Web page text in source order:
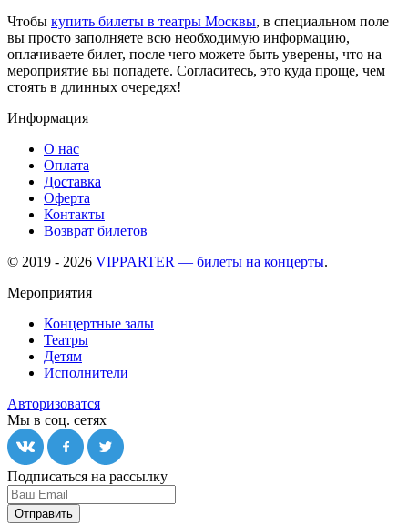
Чтобы купить билеты в театры Москвы, в специальном поле
вы просто заполняете всю необходимую информацию,
оплачиваете билет, после чего можете быть уверены, что на
мероприятие вы попадете. Согласитесь, это куда проще, чем
стоять в длинных очередях!
Информация
О нас
Оплата
Доставка
Оферта
Контакты
Возврат билетов
© 2019 - 2026 VIPPARTER — билеты на концерты.
Мероприятия
Концертные залы
Театры
Детям
Исполнители
Авторизоватся
Мы в соц. сетях
Подписаться на рассылку
Отправить